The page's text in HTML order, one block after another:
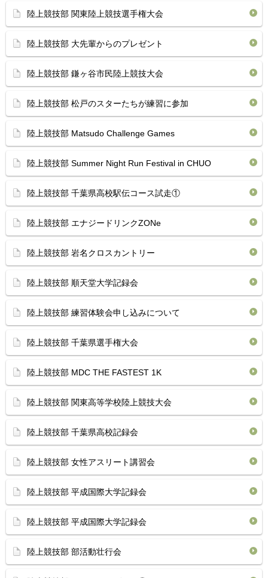
陸上競技部 関東陸上競技選手権大会
陸上競技部 大先輩からのプレゼント
陸上競技部 鎌ヶ谷市民陸上競技大会
陸上競技部 松戸のスターたちが練習に参加
陸上競技部 Matsudo Challenge Games
陸上競技部 Summer Night Run Festival in CHUO
陸上競技部 千葉県高校駅伝コース試走①
陸上競技部 エナジードリンクZONe
陸上競技部 岩名クロスカントリー
陸上競技部 順天堂大学記録会
陸上競技部 練習体験会申し込みについて
陸上競技部 千葉県選手権大会
陸上競技部 MDC THE FASTEST 1K
陸上競技部 関東高等学校陸上競技大会
陸上競技部 千葉県高校記録会
陸上競技部 女性アスリート講習会
陸上競技部 平成国際大学記録会
陸上競技部 平成国際大学記録会
陸上競技部 部活動壮行会